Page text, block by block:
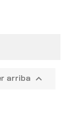
arriba 